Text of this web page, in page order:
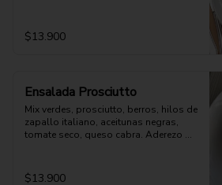
$13.900
Ensalada Prosciutto
Mix verdes, prosciutto, berros, hilos de
zapallo italiano, aceitunas negras,
tomate seco, queso cabra. Aderezo
$13.900